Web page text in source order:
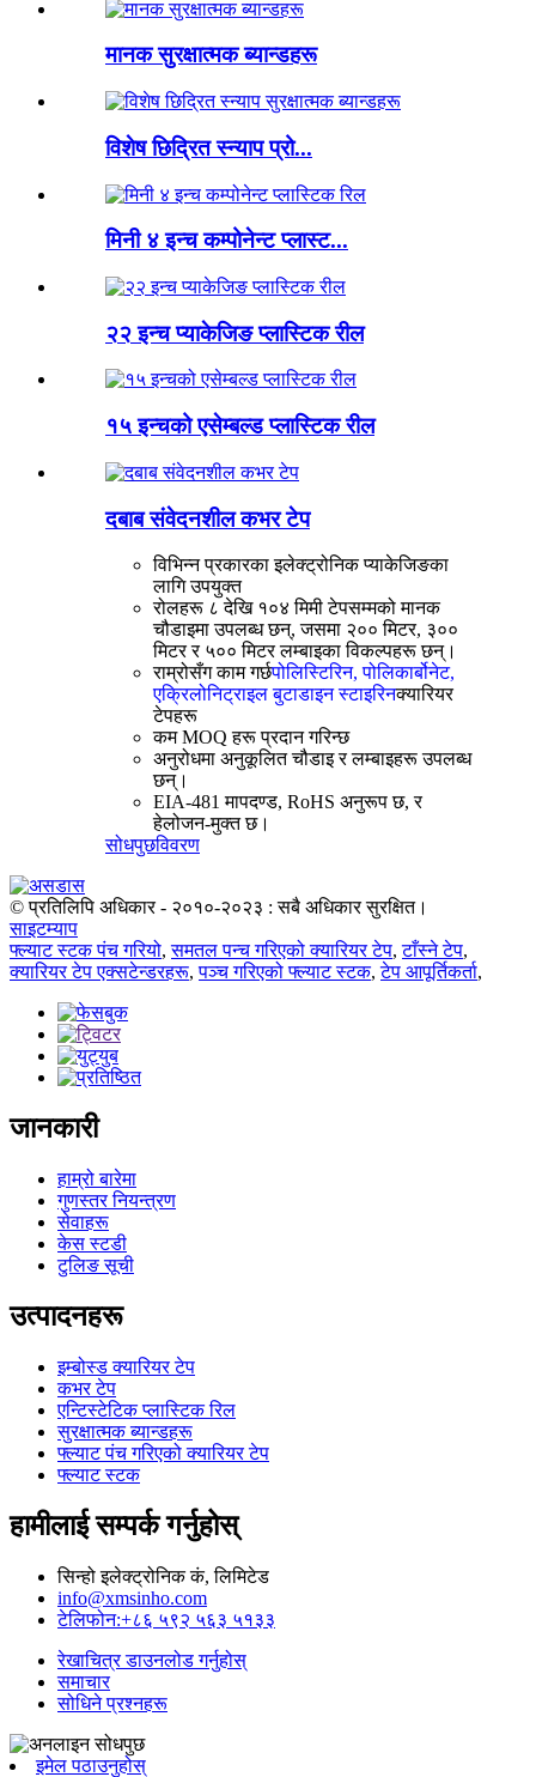
मानक सुरक्षात्मक ब्यान्डहरू
विशेष छिद्रित स्न्याप प्रो...
मिनी ४ इन्च कम्पोनेन्ट प्लास्ट...
२२ इन्च प्याकेजिङ प्लास्टिक रील
१५ इन्चको एसेम्बल्ड प्लास्टिक रील
दबाब संवेदनशील कभर टेप
विभिन्न प्रकारका इलेक्ट्रोनिक प्याकेजिङका
लागि उपयुक्त
रोलहरू ८ देखि १०४ मिमी टेपसम्मको मानक
चौडाइमा उपलब्ध छन्, जसमा २०० मिटर, ३००
मिटर र ५०० मिटर लम्बाइका विकल्पहरू छन्।
राम्रोसँग काम गर्छपोलिस्टिरिन, पोलिकार्बोनेट,
एक्रिलोनिट्राइल बुटाडाइन स्टाइरिनक्यारियर
टेपहरू
कम MOQ हरू प्रदान गरिन्छ
अनुरोधमा अनुकूलित चौडाइ र लम्बाइहरू उपलब्ध
छन्।
EIA-481 मापदण्ड, RoHS अनुरूप छ, र
हेलोजन-मुक्त छ।
सोधपुछविवरण
© प्रतिलिपि अधिकार - २०१०-२०२३ : सबै अधिकार सुरक्षित।
साइटम्याप
फ्ल्याट स्टक पंच गरियो,समतल पन्च गरिएको क्यारियर टेप,टाँस्ने टेप,
क्यारियर टेप एक्सटेन्डरहरू,पञ्च गरिएको फ्ल्याट स्टक,टेप आपूर्तिकर्ता,
जानकारी
हाम्रो बारेमा
गुणस्तर नियन्त्रण
सेवाहरू
केस स्टडी
टुलिङ सूची
उत्पादनहरू
इम्बोस्ड क्यारियर टेप
कभर टेप
एन्टिस्टेटिक प्लास्टिक रिल
सुरक्षात्मक ब्यान्डहरू
फ्ल्याट पंच गरिएको क्यारियर टेप
फ्ल्याट स्टक
हामीलाई सम्पर्क गर्नुहोस्
सिन्हो इलेक्ट्रोनिक कं, लिमिटेड
info@xmsinho.com
टेलिफोन:+८६ ५९२ ५६३ ५१३३
रेखाचित्र डाउनलोड गर्नुहोस्
समाचार
सोधिने प्रश्नहरू
इमेल पठाउनुहोस्